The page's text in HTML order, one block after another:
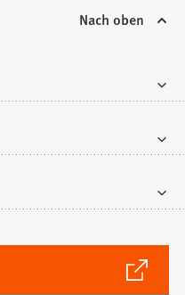
Nach oben